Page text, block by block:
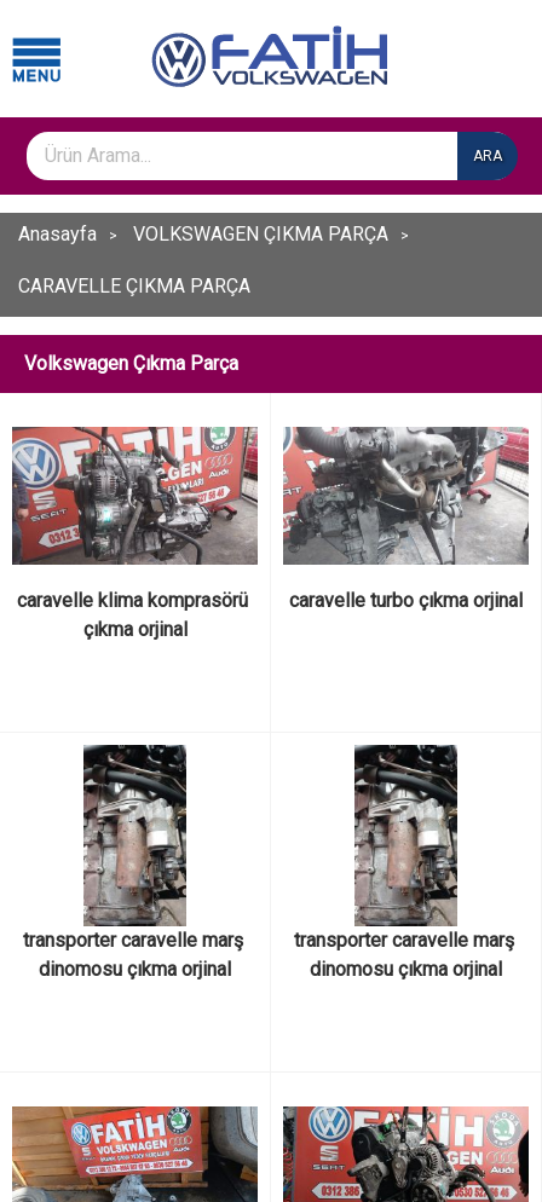
ARA
Anasayfa VOLKSWAGEN ÇIKMA PARÇA
CARAVELLE ÇIKMA PARÇA
Volkswagen Çıkma Parça
caravelle klima komprasörü
çıkma orjinal
caravelle turbo çıkma orjinal
transporter caravelle marş
dinomosu çıkma orjinal
transporter caravelle marş
dinomosu çıkma orjinal